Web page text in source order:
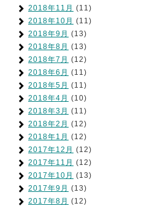
2018年11月 (11)
2018年10月 (11)
2018年9月 (13)
2018年8月 (13)
2018年7月 (12)
2018年6月 (11)
2018年5月 (11)
2018年4月 (10)
2018年3月 (11)
2018年2月 (12)
2018年1月 (12)
2017年12月 (12)
2017年11月 (12)
2017年10月 (13)
2017年9月 (13)
2017年8月 (12)